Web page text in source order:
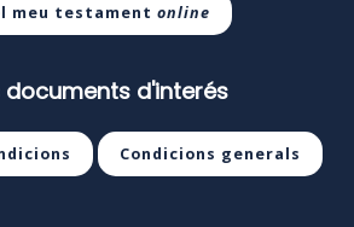
meu testament online
documents d'interés
Condicions generals